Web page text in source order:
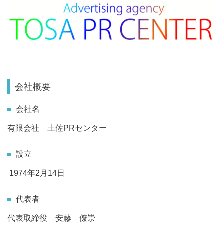
会社概要
会社名
有限会社 土佐PRセンター
設立
1974年2月14日
代表者
代表取締役 安藤 僚崇